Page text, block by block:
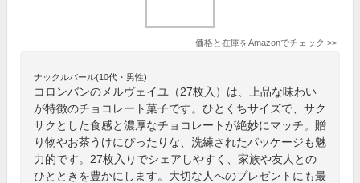
価格と在庫をAmazonでチェック >>
ナックルバール(10代・男性)
コロンバンのメルヴェイユ（27枚入）は、上品な味わい
が特徴のチョコレート菓子です。ひとくちサイズで、サク
サクとした食感と濃厚なチョコレートが絶妙にマッチ。贈
り物やお茶うけにぴったりな、洗練されたパッケージも魅
力的です。27枚入りでシェアしやすく、家族や友人との
ひとときを豊かにします。大切な人へのプレゼントにも最